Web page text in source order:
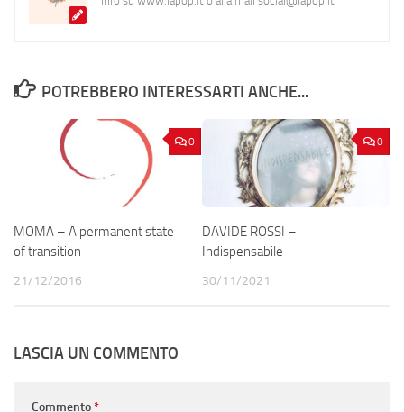
POTREBBERO INTERESSARTI ANCHE...
0
MOMA – A permanent state
of transition
21/12/2016
0
DAVIDE ROSSI –
Indispensabile
30/11/2021
LASCIA UN COMMENTO
Commento*